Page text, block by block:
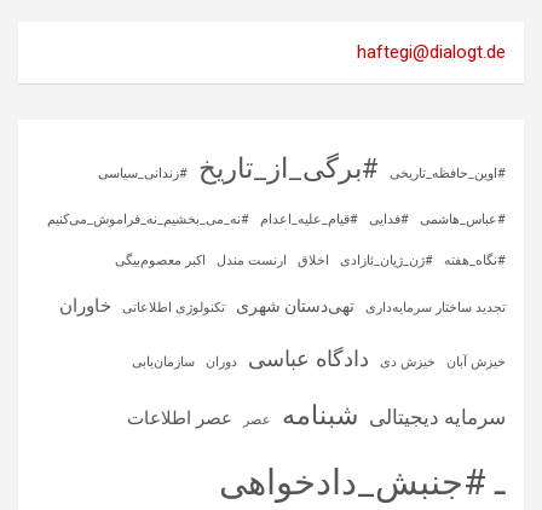
haftegi@dialogt.de
#اوین_حافظه_تاریخی #برگی_از_تاریخ #زندانی_سیاسی
#عباس_هاشمی #فدایی #قیام_علیه_اعدام #نه_می_بخشیم_نه_فراموش_می‌کنیم
#نگاه_هفته #ژن_ژیان_ئازادی اخلاق ارنست مندل اکبر معصوم‌بیگی
تجدید ساختار سرمایه‌داری تهی‌دستان شهری تکنولوژی اطلاعاتی خاوران
خیزش آبان خیزش دی دادگاه عباسی دوران سازمان‌یابی
سرمایه‌ دیجیتالی شبنامه عصر عصر اطلاعات
ـ #جنبش_دادخواهی